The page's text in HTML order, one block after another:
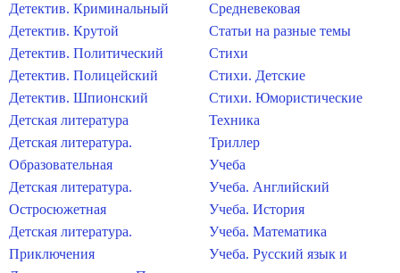
Детектив. Криминальный
Детектив. Крутой
Детектив. Политический
Детектив. Полицейский
Детектив. Шпионский
Детская литература
Детская литература.
Образовательная
Детская литература.
Остросюжетная
Детская литература.
Приключения
Средневековая
Статьи на разные темы
Стихи
Стихи. Детские
Стихи. Юмористические
Техника
Триллер
Учеба
Учеба. Английский
Учеба. История
Учеба. Математика
Учеба. Русский язык и